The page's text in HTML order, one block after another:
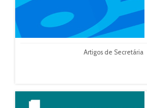
Artigos de Secretária